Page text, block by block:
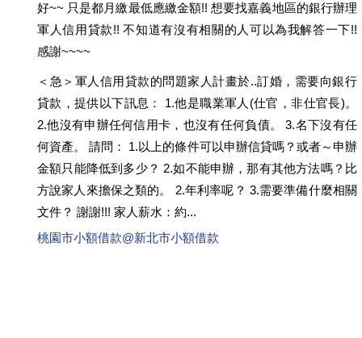
好~~ 只是都月繳最低應繳金額!! 想要找嘉義地區的銀行辦理
軍人信用貸款!! 不知道有沒有相關的人可以為我解答一下!!
感謝~~~~
＜急＞軍人信用貸款的問題家人計畫於..訂婚，需要向銀行
貸款，提供以下訊息： 1.他是職業軍人(仕官，非仕官長)。
2.他沒有申辦任何信用卡，也沒有任何負債。 3.名下沒有任
何資產。 請問： 1.以上的條件可以申辦信貸嗎？或者～申辦
金額只能降低到多少？ 2.如不能申辦，那有其他方法嗎？比
方說家人來擔保之類的。 2.年利率呢？ 3.需要準備什麼相關
文件？ 謝謝!!! 家人薪水：約...
桃園市小額借款@新北市小額借款